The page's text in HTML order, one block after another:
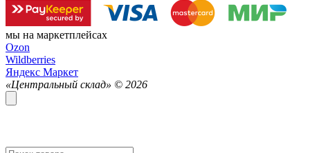
мы на маркетплейсах
Ozon
Wildberries
Яндекс Маркет
«Центральный склад» © 2026